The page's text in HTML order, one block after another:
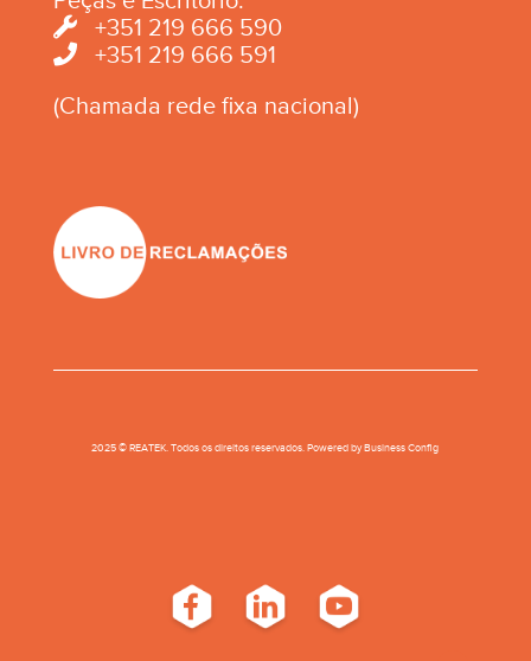
+351 219 666 590
+351 219 666 591
(Chamada rede fixa nacional)
2025 © REATEK. Todos os direitos reservados. Powered byBusiness Conﬁg